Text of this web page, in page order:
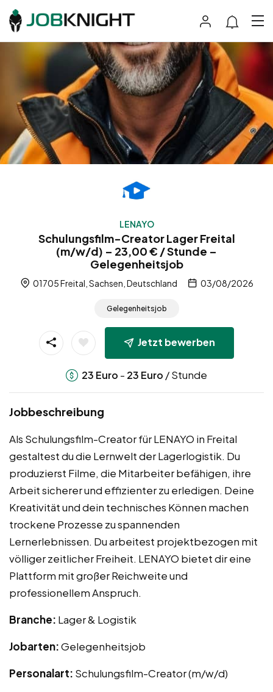
LENAYO
Schulungsfilm-Creator Lager Freital
(m/w/d) – 23,00 € / Stunde –
Gelegenheitsjob
01705 Freital, Sachsen, Deutschland 03/08/2026
Gelegenheitsjob
Jetzt bewerben
23 Euro - 23 Euro / Stunde
Jobbeschreibung
Als Schulungsfilm-Creator für LENAYO in Freital
gestaltest du die Lernwelt der Lagerlogistik. Du
produzierst Filme, die Mitarbeiter befähigen, ihre
Arbeit sicherer und effizienter zu erledigen. Deine
Kreativität und dein technisches Können machen
trockene Prozesse zu spannenden
Lernerlebnissen. Du arbeitest projektbezogen mit
völliger zeitlicher Freiheit. LENAYO bietet dir eine
Plattform mit großer Reichweite und
professionellem Anspruch.
Branche: Lager & Logistik
Jobarten:Gelegenheitsjob
Personalart: Schulungsfilm-Creator (m/w/d)